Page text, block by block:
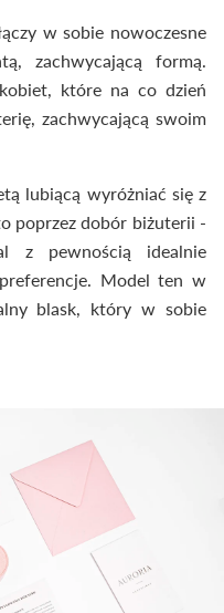
w sobie nowoczesne
zachwycającą formą.
które na co dzień
zachwycającą swoim
lubiącą wyróżniać się z
poprzez dobór biżuterii -
z pewnością idealnie
Model ten w
blask, który w sobie